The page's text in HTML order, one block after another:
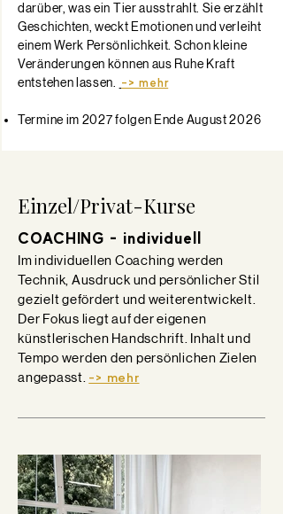
darüber, was ein Tier ausstrahlt. Sie erzählt
Geschichten, weckt Emotionen und verleiht
einem Werk Persönlichkeit. Schon kleine
Veränderungen können aus Ruhe Kraft
entstehen lassen.
-> mehr
Termine im 2027 folgen Ende August 2026
Einzel/Privat-Kurse
COACHING - individuell
Im individuellen Coaching werden
Technik, Ausdruck und persönlicher Stil
gezielt gefördert und weiterentwickelt.
Der Fokus liegt auf der eigenen
künstlerischen Handschrift. Inhalt und
Tempo werden den persönlichen Zielen
angepasst. -> mehr